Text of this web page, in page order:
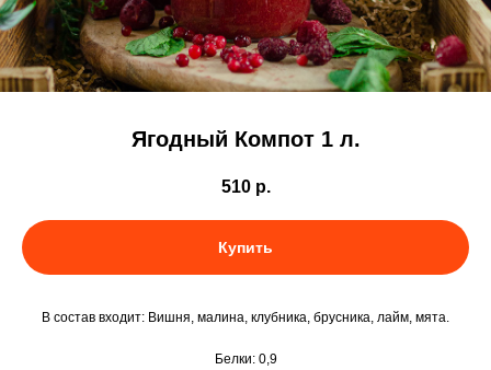
Ягодный Компот 1 л.
510 р.
Купить
В состав входит: Вишня, малина, клубника, брусника, лайм, мята.
Белки: 0,9